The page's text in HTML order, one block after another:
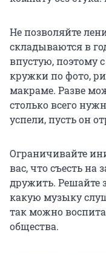
Не позволяйте
складываются в
впустую, поэтому
кружки по фото,
макраме. Разве
столько всего
успели, пусть он
Ограничивайте
вас, что съесть на
дружить. Решайте
какую музыку
так можно
общества.